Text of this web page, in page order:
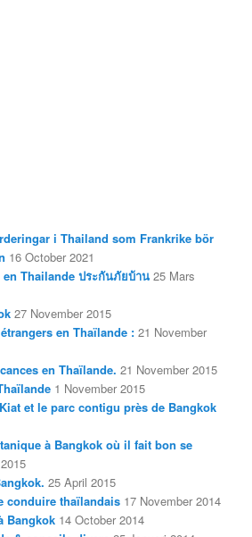
i Thailand som Frankrike bör
16 October 2021
Thailande ประกันภัยบ้าน 25 Mars
27 November 2015
en Thaïlande : 21 November
en Thaïlande. 21 November 2015
1 November 2015
et le parc contigu près de Bangkok
à Bangkok où il fait bon se
25 April 2015
conduire thaïlandais 17 November 2014
Bangkok 14 October 2014